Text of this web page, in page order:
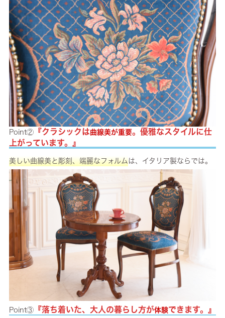
Point②『クラシックは曲線美が重要。優雅なスタイルに仕
上がっています。』
美しい曲線美と彫刻、端麗なフォルムは、イタリア製ならでは。
Point③『落ち着いた、大人の暮らし方が体験できます。』